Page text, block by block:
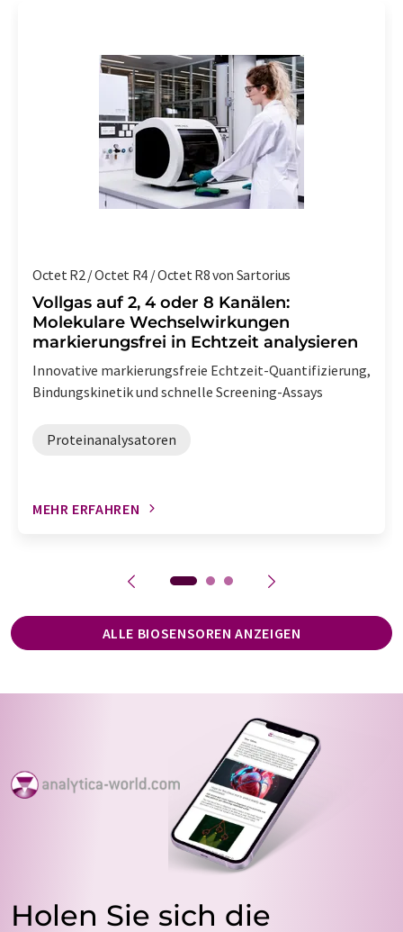
Octet R2 / Octet R4 / Octet R8 von Sartorius
Vollgas auf 2, 4 oder 8 Kanälen:
Molekulare Wechselwirkungen
markierungsfrei in Echtzeit analysieren
Innovative markierungsfreie Echtzeit-Quantifizierung,
Bindungskinetik und schnelle Screening-Assays
Proteinanalysatoren
MEHR ERFAHREN
ALLE BIOSENSOREN ANZEIGEN
Holen Sie sich die